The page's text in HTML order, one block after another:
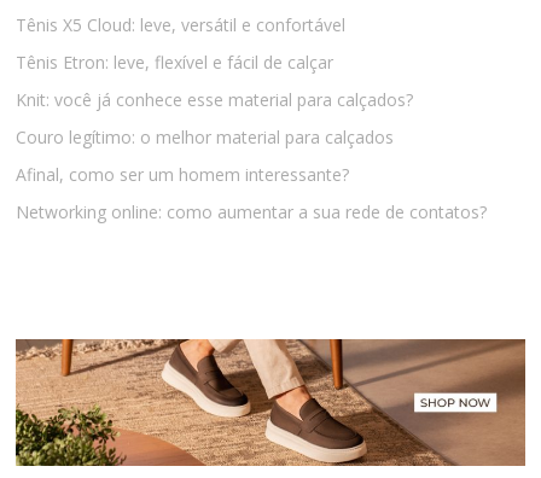
Tênis X5 Cloud: leve, versátil e confortável
Tênis Etron: leve, flexível e fácil de calçar
Knit: você já conhece esse material para calçados?
Couro legítimo: o melhor material para calçados
Afinal, como ser um homem interessante?
Networking online: como aumentar a sua rede de contatos?